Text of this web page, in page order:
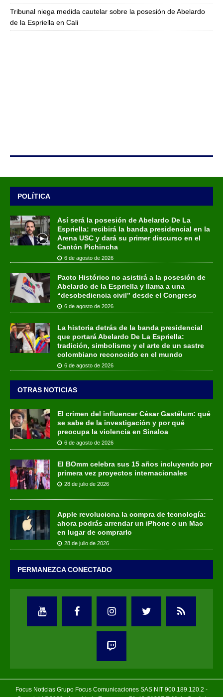
Tribunal niega medida cautelar sobre la posesión de Abelardo
de la Espriella en Cali
POLÍTICA
Así será la posesión de Abelardo De La
Espriella: recibirá la banda presidencial en la
Arena USC y dará su primer discurso en el
Cantón Pichincha
6 de agosto de 2026
Pacto Histórico no asistirá a la posesión de
Abelardo de la Espriella y llama a una
“desobediencia civil” desde el Congreso
6 de agosto de 2026
La historia detrás de la banda presidencial
que portará Abelardo De La Espriella:
tradición, simbolismo y el arte de un sastre
colombiano reconocido en el mundo
6 de agosto de 2026
OTRAS NOTICIAS
El crimen del influencer César Gastélum: qué
se sabe de la investigación y por qué
preocupa la violencia en Sinaloa
6 de agosto de 2026
El BOmm celebra sus 15 años incluyendo por
primera vez proyectos internacionales
28 de julio de 2026
Apple revoluciona la compra de tecnología:
ahora podrás arrendar un iPhone o un Mac
en lugar de comprarlo
28 de julio de 2026
PERMANEZCA CONECTADO
Focus Noticias Grupo Focus Comunicaciones SAS NIT 900.189.120.2 -